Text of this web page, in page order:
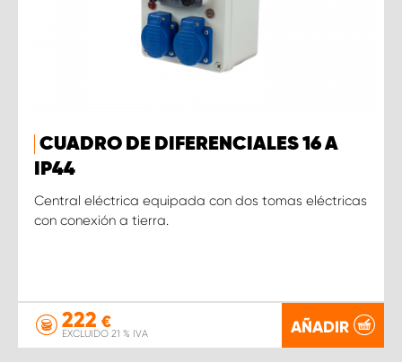
CUADRO DE DIFERENCIALES 16 A
IP44
Central eléctrica equipada con dos tomas eléctricas
con conexión a tierra.
222 €
EXCLUIDO 21 % IVA AÑADIR